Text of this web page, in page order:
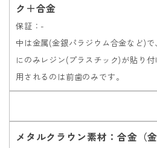
ク＋合金
保証：-
中は金属(金銀パラジウム合金など)
にのみレジン(プラスチック)が貼り
用されるのは前歯のみです。
メタルクラウン素材：合金（